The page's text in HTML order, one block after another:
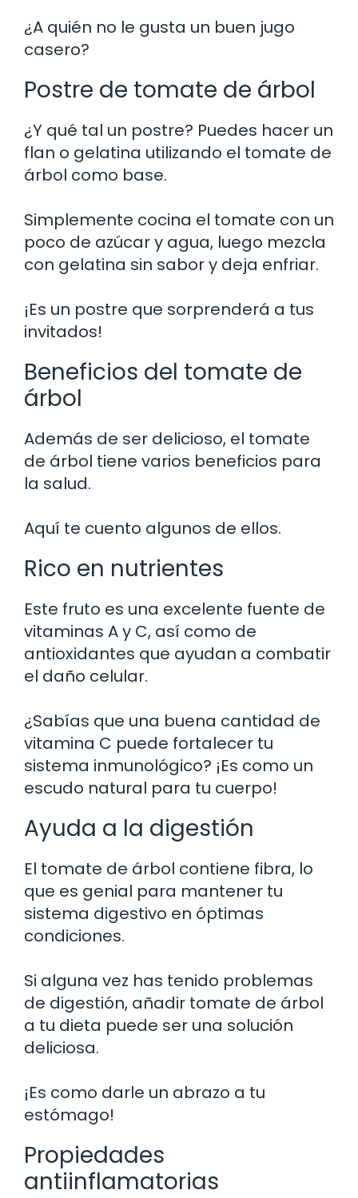
¿A quién no le gusta un buen jugo
casero?
Postre de tomate de árbol
¿Y qué tal un postre? Puedes hacer un
flan o gelatina utilizando el tomate de
árbol como base.
Simplemente cocina el tomate con un
poco de azúcar y agua, luego mezcla
con gelatina sin sabor y deja enfriar.
¡Es un postre que sorprenderá a tus
invitados!
Beneficios del tomate de
árbol
Además de ser delicioso, el tomate
de árbol tiene varios beneficios para
la salud.
Aquí te cuento algunos de ellos.
Rico en nutrientes
Este fruto es una excelente fuente de
vitaminas A y C, así como de
antioxidantes que ayudan a combatir
el daño celular.
¿Sabías que una buena cantidad de
vitamina C puede fortalecer tu
sistema inmunológico? ¡Es como un
escudo natural para tu cuerpo!
Ayuda a la digestión
El tomate de árbol contiene fibra, lo
que es genial para mantener tu
sistema digestivo en óptimas
condiciones.
Si alguna vez has tenido problemas
de digestión, añadir tomate de árbol
a tu dieta puede ser una solución
deliciosa.
¡Es como darle un abrazo a tu
estómago!
Propiedades
antiinflamatorias